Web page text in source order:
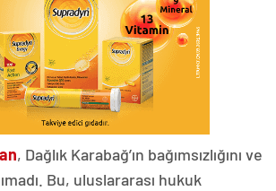
, Dağlık Karabağ’ın bağımsızlığını ve
Bu, uluslararası hukuk